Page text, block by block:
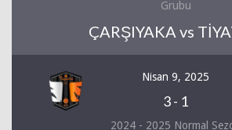
Grubu
ÇARŞIYAKA vs
Nisan 9, 2025
3- 1
2024 - 2025 Normal